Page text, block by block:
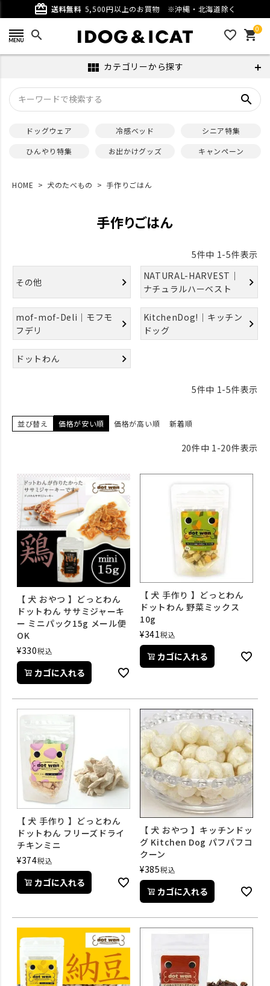
card_giftcard 送料無料 5,500円以上のお買物 ※沖縄・北海道除く
search favorite_outline 0
shopping_cart
view_module カテゴリーから探す
search
ドッグウェア 冷感ベッド
シニア特集
ひんやり特集
お出かけグッズ キャンペーン
HOME 犬のたべもの 手作りごはん
手作りごはん
5件中 1-5件表示
その他
NATURAL-HARVEST｜
ナチュラルハーベスト
mof-mof-Deli｜モフモ
フデリ
KitchenDog!｜キッチン
ドッグ
ドットわん
5件中 1-5件表示
並び替え 価格が安い順 価格が高い順 新着順
20件中 1-20件表示
【 犬 おやつ 】どっとわん
ドットわん ササミジャーキ
ー ミニパック15g メール便
OK
¥330税込
カゴに入れる
【 犬 手作り 】どっとわん
ドットわん 野菜ミックス
10g
¥341税込
カゴに入れる
【 犬 手作り 】どっとわん
ドットわん フリーズドライ
チキンミニ
¥374税込
カゴに入れる
【 犬 おやつ 】キッチンドッ
グ Kitchen Dog パフパフコ
クーン
¥385税込
カゴに入れる